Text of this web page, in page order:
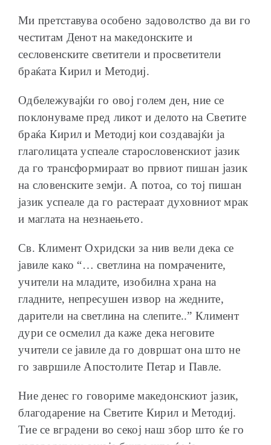
Ми претставува особено задоволство да ви го
честитам Денот на македонските и
сесловенските светители и просветители
браќата Кирил и Методиј.
Одбележувајќи го овој голем ден, ние се
поклонуваме пред ликот и делото на Светите
браќа Кирил и Методиј кои создавајќи ја
глаголицата успеале старословенскиот јазик
да го трансформираат во првиот пишан јазик
на словенските земји. А потоа, со тој пишан
јазик успеале да го растераат духовниот мрак
и маглата на незнаењето.
Св. Климент Охридски за нив вели дека се
јавиле како “… светлина на помрачените,
учители на младите, изобилна храна на
гладните, непресушен извор на жедните,
дарители на светлина на слепите..” Климент
дури се осмелил да каже дека неговите
учители се јавиле да го довршат она што не
го завршиле Апостолите Петар и Павле.
Ние денес го говориме македонскиот јазик,
благодарение на Светите Кирил и Методиј.
Тие се вградени во секој наш збор што ќе го